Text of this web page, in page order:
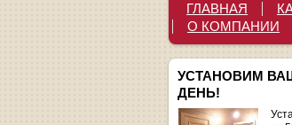
ГЛАВНАЯ
О КОМПАНИИ
УСТАНОВИМ
ДЕНЬ!